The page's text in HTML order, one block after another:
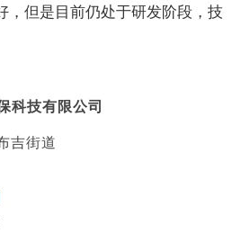
，但是目前仍处于研发阶段，技
科技有限公司
吉街道